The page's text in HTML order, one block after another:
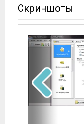
Скриншоты